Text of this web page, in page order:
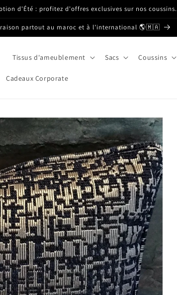
d'Été : profitez d'offres exclusives sur nos coussins.
partout au maroc et à l’international 🌎🇲🇦
Tissus d'ameublement Sacs Coussins
Cadeaux Corporate